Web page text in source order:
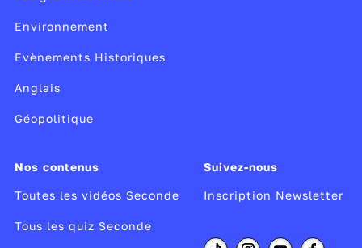
Environnement
Evènements Historiques
Anglais
Géopolitique
Nos contenus
Toutes les vidéos Seconde
Tous les quiz Seconde
Suivez-nous
Inscription Newsletter